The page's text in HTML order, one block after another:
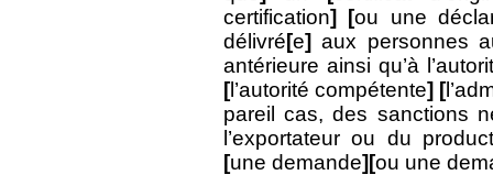
certification] [ou une
délivré[e] aux personnes
antérieure ainsi qu’à
[l’autorité compétente] [
pareil cas, des sanctions
l’exportateur ou du
[une demande][ou une